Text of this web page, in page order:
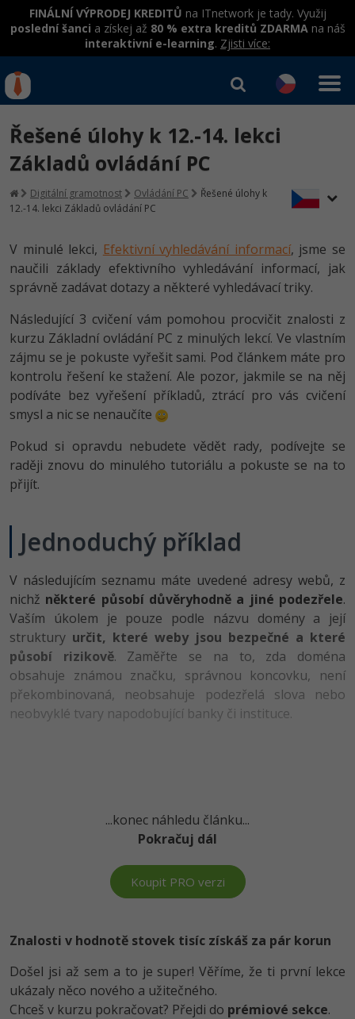
FINÁLNÍ VÝPRODEJ KREDITŮ na ITnetwork je tady. Využij
poslední šanci a získej až 80 % extra kreditů ZDARMAna náš
interaktivní e-learning. Zjisti více:
IT kurzy
Rekvalifikace a kurzy
hrazené úřadem práce
Workshopy zdarma
Datová analýza v praxi
Školení
Základy programování
Umělá inteligence
HTML5, CSS3, Bootstrap, SEO
SQL a databáze
Testování a verzování
React
ASP.NET MVC
Django
Best practices
Školení dle technologií
C# .NET
Java
Python
UML a návrhové vzory
MySQL/MariaDB
MS-SQL
SQLite
IT e-learning
Kurzy IT profesí
Junior programátor
Programátor WWW aplikací
Senior programátor
Front-end developer
Vývojář mobilních aplikací
Specialista na AI a bigdata
C# Game developer
Systémový administrátor
Grafik / UX/UI návrhář
3D grafik
Projektový manažer
Databázový analytik
SEO specialista
Jak začít?
Java -80%
C#.NET -80%
Python -80%
JavaScript -80%
PHP -80%
-80%
Kotlin -80%
C -80%
VB.NET
SQL
Návrh SW -80%
Pro děti
Fórum
Kurzy e-commerce
Testování softwaru
Datová analýza
Digitální gramotnost
Marketing -30%
WordPress
Kryptoměny -25%
Copywriting -30%
MS Office -80%
Google Dokumenty
Kybernetická bezpečnost
Elektronický podpis
Fórum
Přihlásit se| Registrovat
Řešené úlohy k 12.-14. lekci
Základů ovládání PC
Digitální gramotnost Ovládání PC
Řešené úlohy k
12.-14. lekci Základů ovládání PC
V minulé lekci, Efektivní vyhledávání informací, jsme se
naučili základy efektivního vyhledávání informací, jak
správně zadávat dotazy a některé vyhledávací triky.
Následující 3 cvičení vám pomohou procvičit znalosti z
kurzu Základní ovládání PC z minulých lekcí. Ve vlastním
zájmu se je pokuste vyřešit sami. Pod článkem máte pro
kontrolu řešení ke stažení. Ale pozor, jakmile se na něj
podíváte bez vyřešení příkladů, ztrácí pro vás cvičení
smysl a nic se nenaučíte
Pokud si opravdu nebudete vědět rady, podívejte se
raději znovu do minulého tutoriálu a pokuste se na to
přijít.
Jednoduchý příklad
V následujícím seznamu máte uvedené adresy webů, z
nichž některé působí důvěryhodně a jiné podezřele.
Vaším úkolem je pouze podle názvu domény a její
struktury určit, které weby jsou bezpečné a které
působí rizikově. Zaměřte se na to, zda doména
obsahuje známou značku, správnou koncovku, není
překombinovaná, neobsahuje podezřelá slova nebo
neobvyklé tvary napodobující banky či instituce.
...konec náhledu článku...
Pokračuj dál
Koupit PRO verzi
Znalosti v hodnotě stovek tisíc získáš za pár korun
Došel jsi až sem a to je super! Věříme, že ti první lekce
ukázaly něco nového a užitečného.
Chceš v kurzu pokračovat? Přejdi do prémiové sekce.